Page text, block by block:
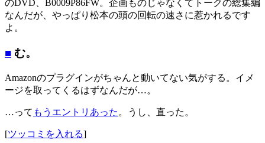
のDVD、B0009P86FW。企画ものじゃなくてトークの総集編
なんだが、やっぱり松本の頭の回転の速さに惹かれるです
よ。
■ む。
Amazonのプラグインがちゃんと動いてない気がする。イメ
ージを取ってくるはずなんだが…。
…って もうエントリあった 。うし、直った。
[ツッコミを入れる]